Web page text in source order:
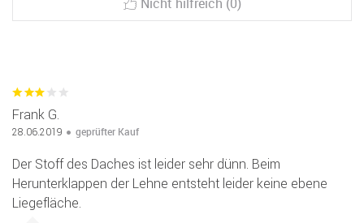
Frank G.
28.06.2019 geprüfter Kauf
Der Stoff des Daches ist leider sehr dünn. Beim
Herunterklappen der Lehne entsteht leider keine ebene
Liegefläche.